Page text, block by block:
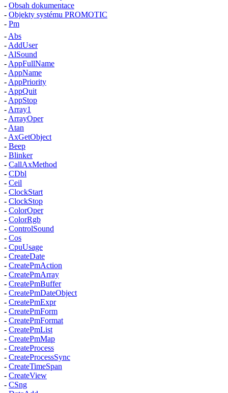
- Obsah dokumentace
- Objekty systému PROMOTIC
- Pm
- Abs
- AddUser
- AlSound
- AppFullName
- AppName
- AppPriority
- AppQuit
- AppStop
- Array1
- ArrayOper
- Atan
- AxGetObject
- Beep
- Blinker
- CallAxMethod
- CDbl
- Ceil
- ClockStart
- ClockStop
- ColorOper
- ColorRgb
- ControlSound
- Cos
- CpuUsage
- CreateDate
- CreatePmAction
- CreatePmArray
- CreatePmBuffer
- CreatePmDateObject
- CreatePmExpr
- CreatePmForm
- CreatePmFormat
- CreatePmList
- CreatePmMap
- CreateProcess
- CreateProcessSync
- CreateTimeSpan
- CreateView
- CSng